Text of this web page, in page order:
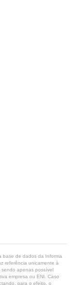
base de dados da Informa
referência unicamente à
sendo apenas possível
empresa ou ENI. Caso
para o efeito, o